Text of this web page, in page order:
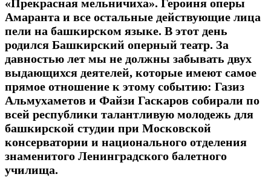
«Прекрасная мельничиха». Героиня оперы
Амаранта и все остальные действующие лица
пели на башкирском языке. В этот день
родился Башкирский оперный театр. За
давностью лет мы не должны забывать двух
выдающихся деятелей, которые имеют самое
прямое отношение к этому событию: Газиз
Альмухаметов и Файзи Гаскаров собирали по
всей республики талантливую молодежь для
башкирской студии при Московской
консерватории и национального отделения
знаменитого Ленинградского балетного
училища.